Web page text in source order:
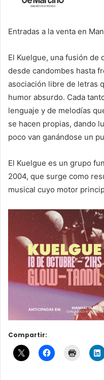
Entradas a la venta en
El Kuelgue, una fusión de
desde candombes hasta
asociación libre de letras
humor absurdo. Cada
lenguaje y de melodías
se hacen propias, dando
poco van ganándose un
El Kuelgue es un grupo
2004, que surge como
musical cuyo motor
Compartir: